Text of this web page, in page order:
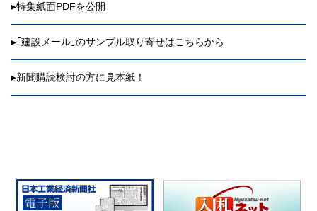
▸特集紙面PDFを公開
▸｢建設メール｣のサンプル取り寄せはこちらから
▸新聞購読検討の方に見本紙！